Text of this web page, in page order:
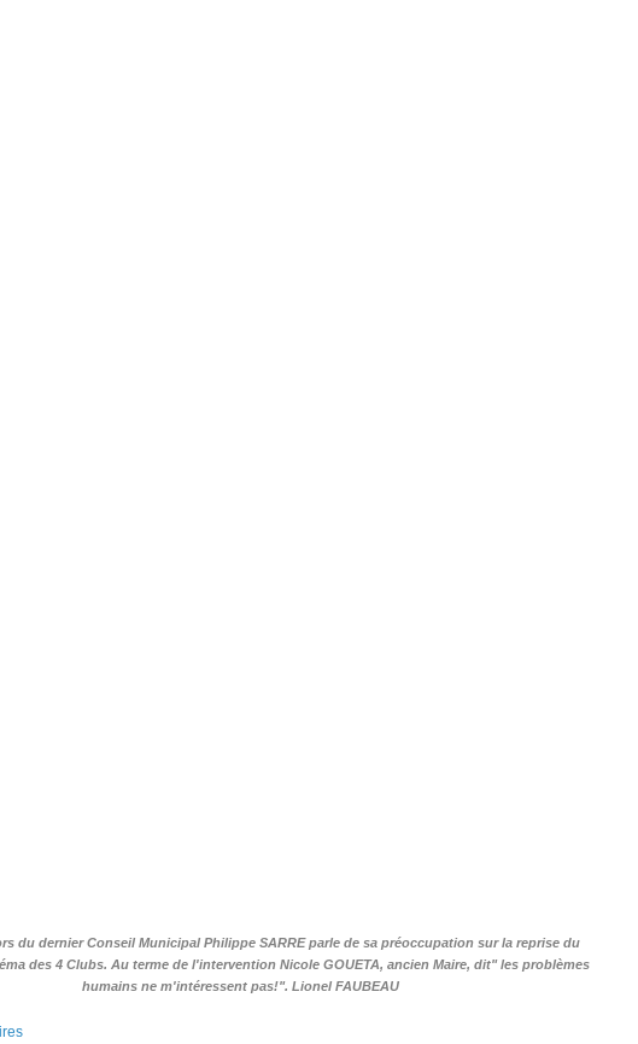
du dernier Conseil Municipal Philippe SARRE parle de sa préoccupation sur la reprise du
des 4 Clubs. Au terme de l'intervention Nicole GOUETA, ancien Maire, dit" les problèmes
humains ne m'intéressent pas!". Lionel FAUBEAU